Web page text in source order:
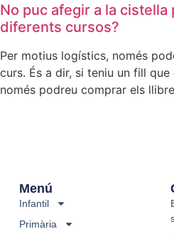
No puc afegir a la
diferents cursos?
Per motius logístics, només
curs. És a dir, si teniu un fill
només podreu comprar els
Menú
Infantil
Primària